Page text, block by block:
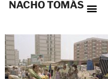
NACHO TOMÁS